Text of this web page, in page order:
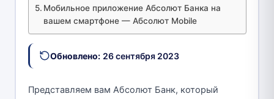
Мобильное приложение Абсолют Банка на
вашем смартфоне — Абсолют Mobile
Обновлено: 26 сентября 2023
Представляем вам Абсолют Банк, который